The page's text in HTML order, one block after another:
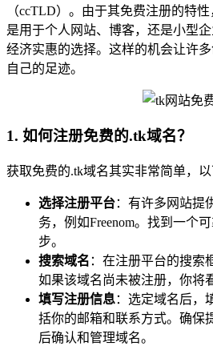
（ccTLD）。由于其免费注册的特
是用于个人网站、博客，还是小型
经济实惠的选择。这样的机会让许
自己的足迹。
1. 如何注册免费的.tk域名？
获取免费的.tk域名其实非常简单，以
选择注册平台：有许多网站提
务，例如Freenom。找到一个
步。
搜索域名 ：在注册平台的搜索
如果该域名尚未被注册，你将
填写注册信息：选定域名后，
括你的邮箱和联系方式。确保
后确认和管理域名。